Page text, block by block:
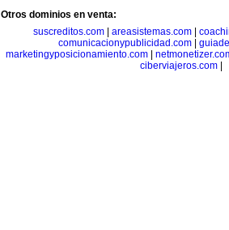
Otros dominios en venta:
suscreditos.com
areasistemas.com
comunicacionypublicidad.com
marketingyposicionamiento.com|
ciberviajeros.com